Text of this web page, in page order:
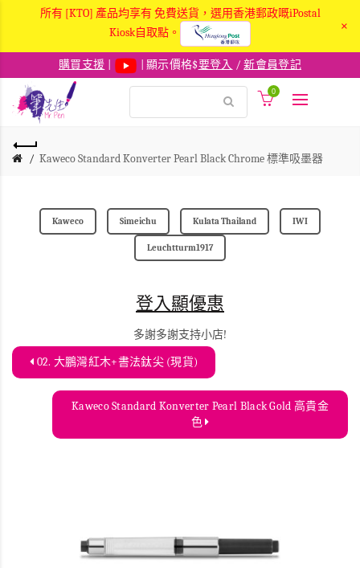
所有 [KTO] 產品均享有 免費送貨，選用香港郵政嘅iPostal
Kiosk自取點。
×
購買支援 | 顯示價格$要登入 /新會員登記
0
Kaweco Standard Konverter Pearl Black Chrome 標準吸墨器
Kaweco Simeichu Kulata Thailand IWI
Leuchtturm1917
登入顯優惠
多謝多謝支持小店!
02. 大鵬灣紅木+書法鈦尖 (現貨)
Kaweco Standard Konverter Pearl Black Gold 高貴金
色